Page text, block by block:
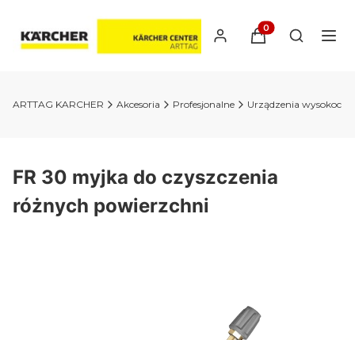
Produkty w
Otwórz
ARTTAG KARCHER Akcesoria Profesjonalne Urządzenia
FR 30 myjka do czyszczenia
różnych powierzchni